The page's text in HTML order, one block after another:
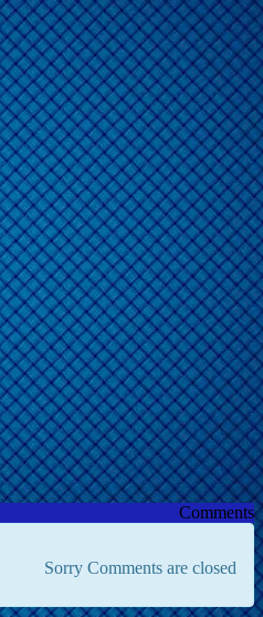
Comments
Sorry Comments are closed